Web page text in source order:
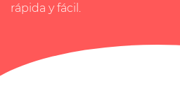
rápida y fácil.